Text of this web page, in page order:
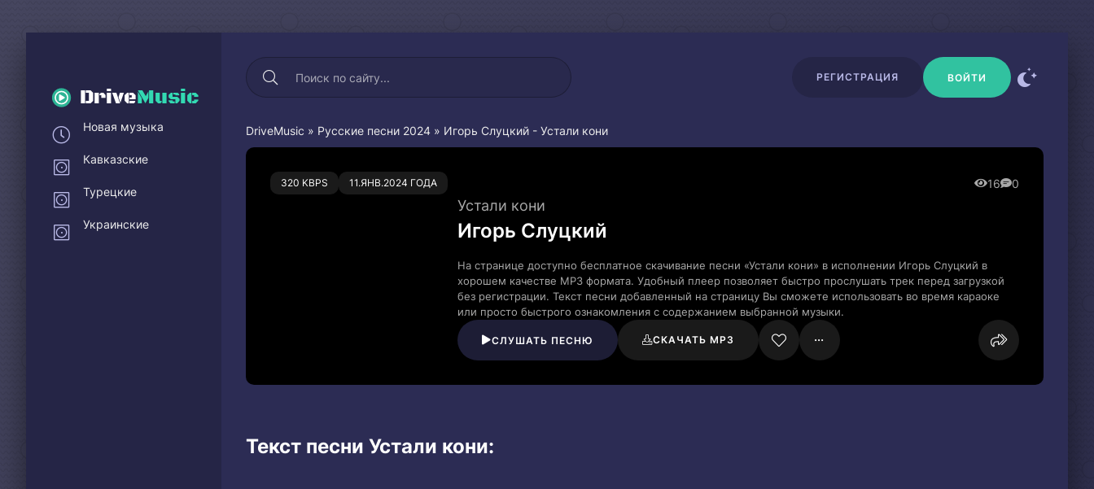
DriveMusic
РЕГИСТРАЦИЯ ВОЙТИ
DriveMusic » Русские песни 2024 » Игорь Слуцкий - Устали кони
320 KBPS 11.ЯНВ.2024 ГОДА 16 0
0 0
Устали кони
Игорь Слуцкий
На странице доступно бесплатное скачивание песни «Устали кони» в исполнении Игорь Слуцкий в
хорошем качестве MP3 формата. Удобный плеер позволяет быстро прослушать трек перед загрузкой
без регистрации. Текст песни добавленный на страницу Вы сможете использовать во время караоке
или просто быстрого ознакомления с содержанием выбранной музыки.
СЛУШАТЬ ПЕСНЮ СКАЧАТЬ MP3
Текст песни Устали кони:
Новая музыка
Кавказские
Турецкие
Украинские